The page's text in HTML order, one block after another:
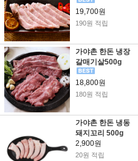
19,700원
190원 적립
가야촌 한돈 냉장
갈매기살500g
18,800원
180원 적립
가야촌 한돈 냉동
돼지꼬리 500g
2,900원
20원 적립